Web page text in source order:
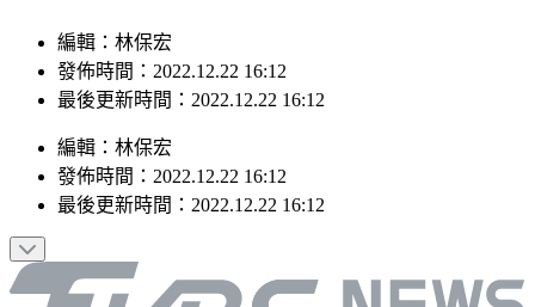
編輯：林保宏
發佈時間：2022.12.22 16:12
最後更新時間：2022.12.22 16:12
編輯 ： 林保宏
發佈時間： 2022.12.22 16:12
最後更新時間： 2022.12.22 16:12